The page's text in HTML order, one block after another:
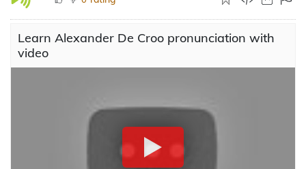
Learn Alexander De Croo pronunciation with
video